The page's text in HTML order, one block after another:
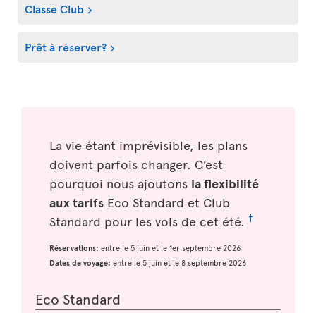
Classe Club
Prêt à réserver?
La vie étant imprévisible, les plans
doivent parfois changer. C’est
pourquoi nous ajoutons la flexibilité
aux tarifs Eco Standard et Club
Standard pour les vols de cet été. †
Réservations: entre le 5 juin et le 1er septembre 2026
Dates de voyage: entre le 5 juin et le 8 septembre 2026
Eco Standard